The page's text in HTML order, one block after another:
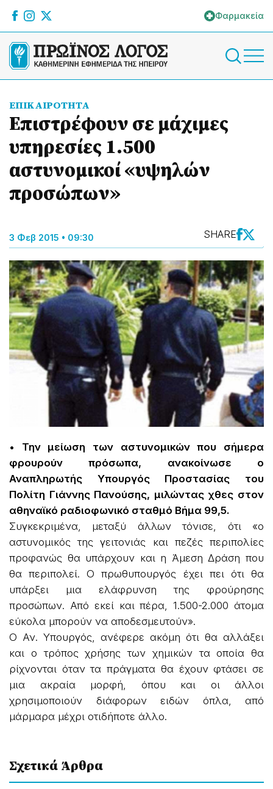
Φαρμακεία
ΕΠΙΚΑΙΡΟΤΗΤΑ
Επιστρέφουν σε μάχιμες
υπηρεσίες 1.500
αστυνομικοί «υψηλών
προσώπων»
3 Φεβ 2015 • 09:30 SHARE
• Την μείωση των αστυνομικών που σήμερα
φρουρούν πρόσωπα, ανακοίνωσε ο
Αναπληρωτής Υπουργός Προστασίας του
Πολίτη Γιάννης Πανούσης, μιλώντας χθες στον
αθηναϊκό ραδιοφωνικό σταθμό Bήμα 99,5.
Συγκεκριμένα, μεταξύ άλλων τόνισε, ότι «ο
αστυνομικός της γειτονιάς και πεζές περιπολίες
προφανώς θα υπάρχουν και η Άμεση Δράση που
θα περιπολεί. Ο πρωθυπουργός έχει πει ότι θα
υπάρξει μια ελάφρυνση της φρούρησης
προσώπων. Από εκεί και πέρα, 1.500-2.000 άτομα
εύκολα μπορούν να αποδεσμευτούν».
Ο Αν. Υπουργός, ανέφερε ακόμη ότι θα αλλάξει
και ο τρόπος χρήσης των χημικών τα οποία θα
ρίχνονται όταν τα πράγματα θα έχουν φτάσει σε
μια ακραία μορφή, όπου και οι άλλοι
χρησιμοποιούν διάφορων ειδών όπλα, από
μάρμαρα μέχρι οτιδήποτε άλλο.
Σχετικά Άρθρα